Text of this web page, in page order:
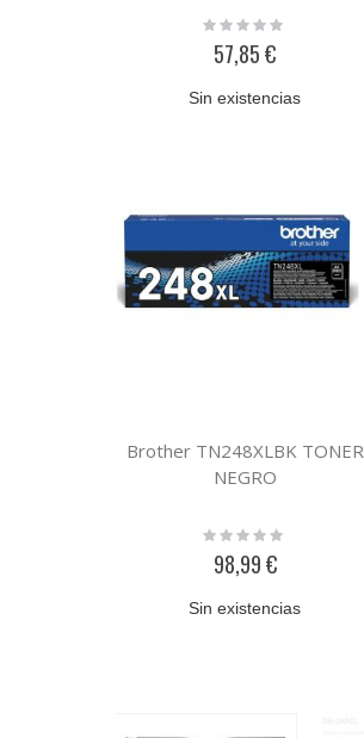
Rating:
57,85 €
Sin existencias
Brother TN248XLBK TONER
NEGRO
Rating:
98,99 €
Sin existencias